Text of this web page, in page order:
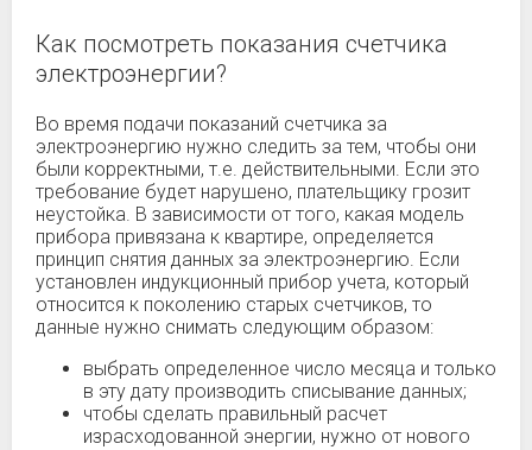
Как посмотреть показания счетчика
электроэнергии?
Во время подачи показаний счетчика за
электроэнергию нужно следить за тем, чтобы они
были корректными, т.е. действительными. Если это
требование будет нарушено, плательщику грозит
неустойка. В зависимости от того, какая модель
прибора привязана к квартире, определяется
принцип снятия данных за электроэнергию. Если
установлен индукционный прибор учета, который
относится к поколению старых счетчиков, то
данные нужно снимать следующим образом:
выбрать определенное число месяца и только
в эту дату производить списывание данных;
чтобы сделать правильный расчет
израсходованной энергии, нужно от нового